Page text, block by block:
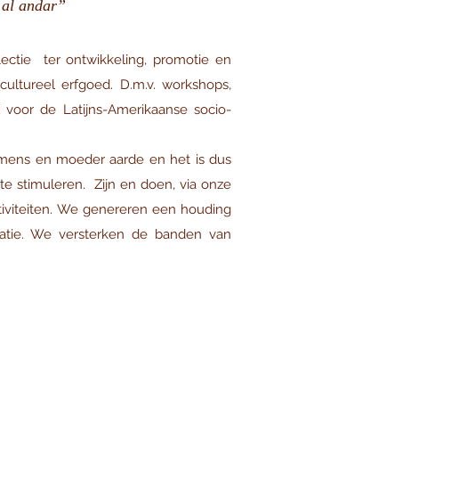
al andar”
ter ontwikkeling, promotie en
erfgoed. D.m.v. workshops,
de Latijns-Amerikaanse socio-
en moeder aarde en het is dus
stimuleren. Zijn en doen, via onze
We genereren een houding
We versterken de banden van